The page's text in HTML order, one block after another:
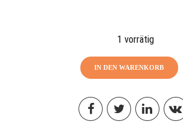
1 vorrätig
IN DEN WARENKORB